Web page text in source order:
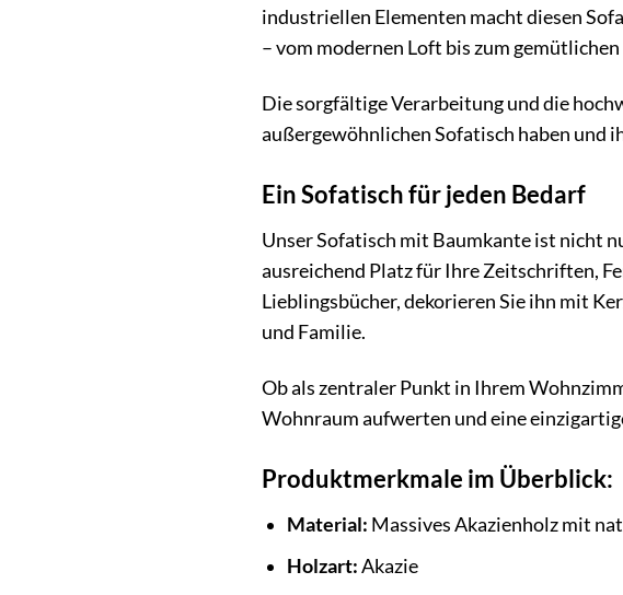
industriellen Elementen macht diesen
– vom modernen Loft bis zum gemütlichen
Die sorgfältige Verarbeitung und die
außergewöhnlichen Sofatisch haben und
Ein Sofatisch für jeden Bedarf
Unser Sofatisch mit Baumkante ist nicht
ausreichend Platz für Ihre Zeitschriften,
Lieblingsbücher, dekorieren Sie ihn mit
und Familie.
Ob als zentraler Punkt in Ihrem
Wohnraum aufwerten und eine
Produktmerkmale im Überblick:
Material: Massives Akazienholz mit
Holzart:Akazie